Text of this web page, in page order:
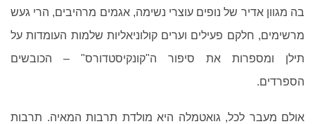
בה מגוון אדיר של נופים עוצרי נשימה, אגמים מרהיבים, הרי געש
מרשימים, חלקם פעילים וערים קולוניאליות שלמות העומדות על
תילן ומספרות את סיפור ה"קונקיסטדורס" – הכובשים
הספרדים.
אולם מעבר לכל, גואטמלה היא מולדת תרבות המאיה. תרבות